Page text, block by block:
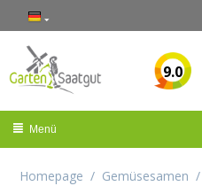
9.0
Menü
Homepage / Gemüsesamen /